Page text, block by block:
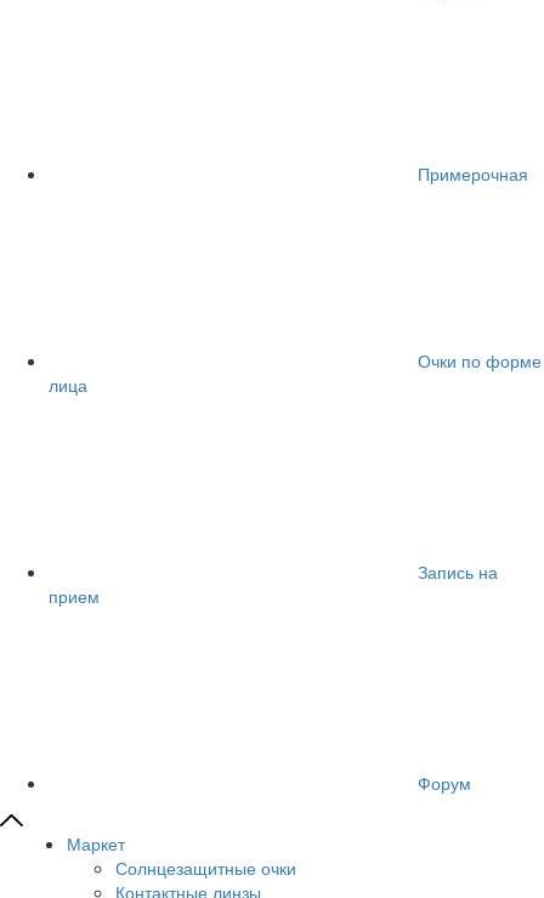
Примерочная
Очки по форме
лица
Запись на
прием
Форум
Маркет
Солнцезащитные очки
Контактные линзы